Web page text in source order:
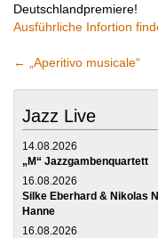
Deutschlandpremiere!
Ausführliche Infortion
←
„Aperitivo musicale“
Jazz Live
14.08.2026
„M“ Jazzgambenquartett
16.08.2026
Silke Eberhard & Nikolas
Hanne
16.08.2026